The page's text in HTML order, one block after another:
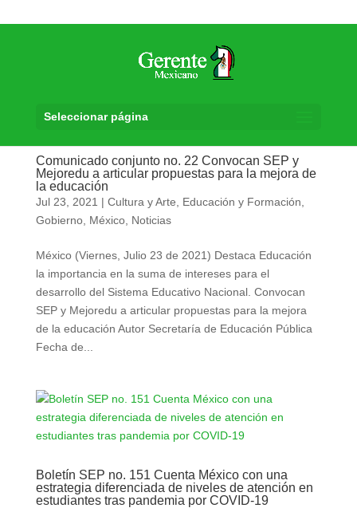
Seleccionar página
Comunicado conjunto no. 22 Convocan SEP y
Mejoredu a articular propuestas para la mejora de
la educación
Jul 23, 2021 | Cultura y Arte Educación y Formación
Gobierno, México, Noticias
México (Viernes, Julio 23 de 2021) Destaca Educación
la importancia en la suma de intereses para el
desarrollo del Sistema Educativo Nacional. Convocan
SEP y Mejoredu a articular propuestas para la mejora
de la educación Autor Secretaría de Educación Pública
Fecha de...
Boletín SEP no. 151 Cuenta México con una
estrategia diferenciada de niveles de atención en
estudiantes tras pandemia por COVID-19